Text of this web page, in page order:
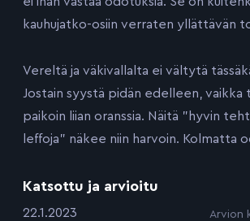
kauhujatko-osiin verraten yllättävän
Vereltä ja väkivallalta ei vältytä
Jostain syystä pidän edelleen, vaikka
paikoin liian oranssia. Näitä ”hyvin
leffoja” näkee niin harvoin. Kolmatta
Katsottu ja arvioitu
:22.1.2023 Arvion